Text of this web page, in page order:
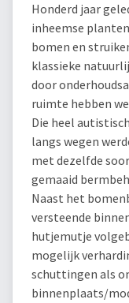
Honderd jaar
inheemse
bomen en
klassieke
door
ruimte hebben
Die heel
langs wegen
met dezelfde
gemaaid
Naast het
versteende
hutjemutje
mogelijk
schuttingen als
binnenplaats/